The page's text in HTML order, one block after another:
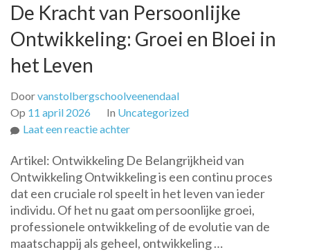
De Kracht van Persoonlijke
Ontwikkeling: Groei en Bloei in
het Leven
Doorvanstolbergschoolveenendaal
Op 11 april 2026 In Uncategorized
Laat een reactie achterop
Kracht
van
Persoonlijke
Ontwikkeling:
Groei
en
Artikel: Ontwikkeling De Belangrijkheid van
Ontwikkeling Ontwikkeling is een continu proces
dat een cruciale rol speelt in het leven van ieder
individu. Of het nu gaat om persoonlijke groei,
professionele ontwikkeling of de evolutie van de
maatschappij als geheel, ontwikkeling …